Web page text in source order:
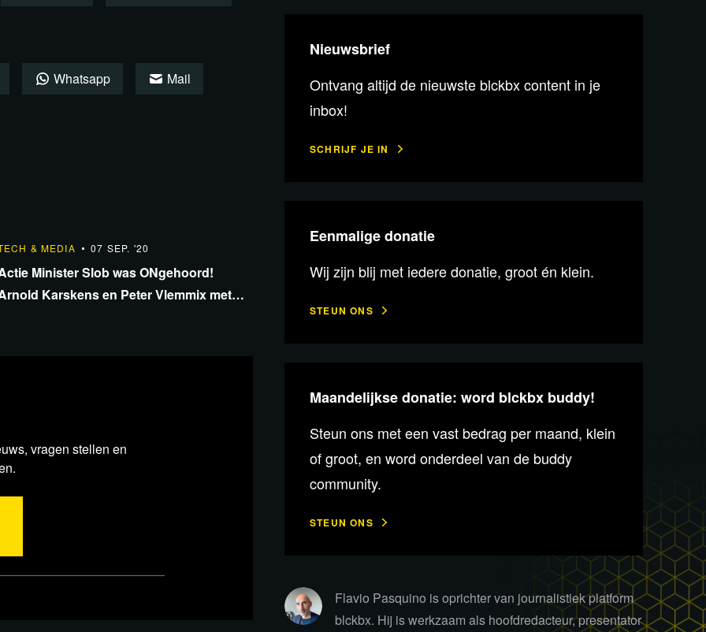
video gaat over de eerdere
Big Tech
Amerikaanse Senaat met een
van Big Tech aan
en waardoor nog maar 1
de door de overheid benoemde
Whatsapp Mail
& MEDIA 07 SEP. '20
Minister Slob was ONgehoord!
Karskens en Peter Vlemmix met
vragen stellen en
Nieuwsbrief
Ontvang altijd de nieuwste blckbx content in je
inbox!
SCHRIJF JE IN
Eenmalige donatie
Wij zijn blij met iedere donatie, groot én klein.
STEUN ONS
Maandelijkse donatie: word blckbx buddy!
Steun ons met een vast bedrag per maand, klein
of groot, en word onderdeel van de buddy
community.
STEUN ONS
Flavio Pasquino is oprichter van journalistiek platform
blckbx. Hij is werkzaam als hoofdredacteur, presentator